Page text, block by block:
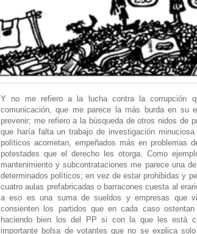
Y no me refiero a la lucha contra la corrupción
comunicación, que me parece la más burda en
prevenir; me refiero a la búsqueda de otros nidos de
que haría falta un trabajo de investigación
políticos acometan, empeñados más en problemas
potestades que el derecho les otorga. Como
mantenimiento y subcontrataciones me parece una
determinados políticos; en vez de estar prohibidas y
cuatro aulas prefabricadas o barracones cuesta al
a eso es una suma de sueldos y empresas que
consienten los partidos que en cada caso
haciendo bien los del PP si con la que les está
importante bolsa de votantes que no se explica